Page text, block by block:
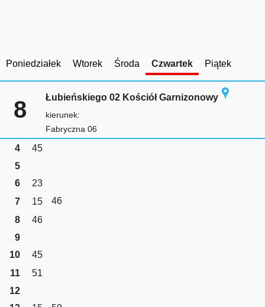
Poniedziałek Wtorek Środa Czwartek Piątek
8 Łubieńskiego 02 Kościół Garnizonowy
kierunek:
Fabryczna 06
4
45
5
6
23
7
15
46
8
46
9
10
45
11
51
12